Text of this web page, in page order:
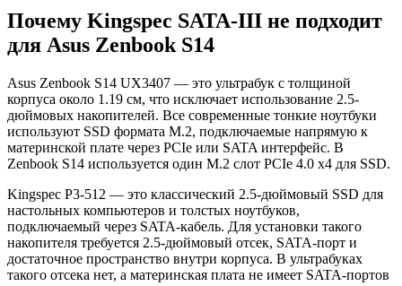
Почему Kingspec SATA-III не подходит
для Asus Zenbook S14
Asus Zenbook S14 UX3407 — это ультрабук с толщиной
корпуса около 1.19 см, что исключает использование 2.5-
дюймовых накопителей. Все современные тонкие ноутбуки
используют SSD формата M.2, подключаемые напрямую к
материнской плате через PCIe или SATA интерфейс. В
Zenbook S14 используется один M.2 слот PCIe 4.0 x4 для SSD.
Kingspec P3-512 — это классический 2.5-дюймовый SSD для
настольных компьютеров и толстых ноутбуков,
подключаемый через SATA-кабель. Для установки такого
накопителя требуется 2.5-дюймовый отсек, SATA-порт и
достаточное пространство внутри корпуса. В ультрабуках
такого отсека нет, а материнская плата не имеет SATA-портов